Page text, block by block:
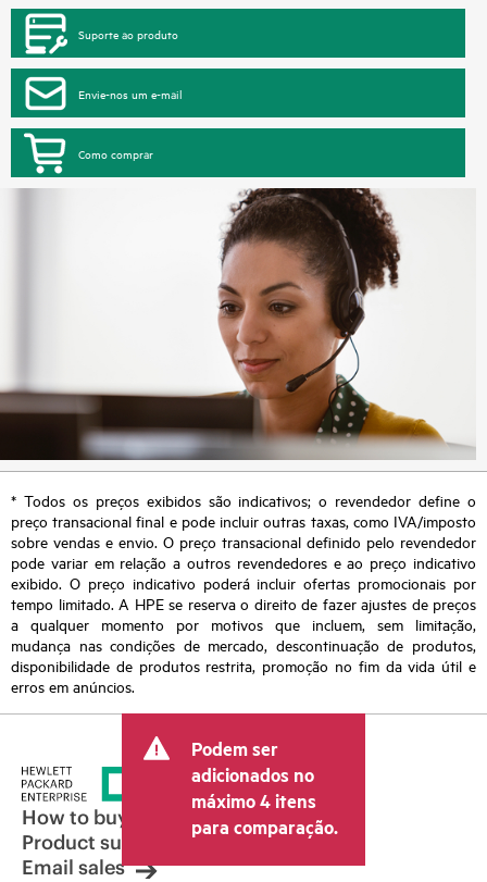
Suporte ao produto
Envie-nos um e-mail
Como comprar
* Todos os preços exibidos são indicativos; o revendedor define o
preço transacional final e pode incluir outras taxas, como IVA/imposto
sobre vendas e envio. O preço transacional definido pelo revendedor
pode variar em relação a outros revendedores e ao preço indicativo
exibido. O preço indicativo poderá incluir ofertas promocionais por
tempo limitado. A HPE se reserva o direito de fazer ajustes de preços
a qualquer momento por motivos que incluem, sem limitação,
mudança nas condições de mercado, descontinuação de produtos,
disponibilidade de produtos restrita, promoção no fim da vida útil e
erros em anúncios.
Podem ser
adicionados no
máximo 4 itens
para comparação.
How to buy
Product support
Email sales